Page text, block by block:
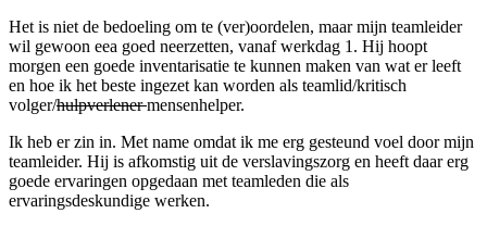
Het is niet de bedoeling om te (ver)oordelen, maar mijn teamleider
wil gewoon eea goed neerzetten, vanaf werkdag 1. Hij hoopt
morgen een goede inventarisatie te kunnen maken van wat er leeft
en hoe ik het beste ingezet kan worden als teamlid/kritisch
volger/hulpverlenermensenhelper.
Ik heb er zin in. Met name omdat ik me erg gesteund voel door mijn
teamleider. Hij is afkomstig uit de verslavingszorg en heeft daar erg
goede ervaringen opgedaan met teamleden die als
ervaringsdeskundige werken.